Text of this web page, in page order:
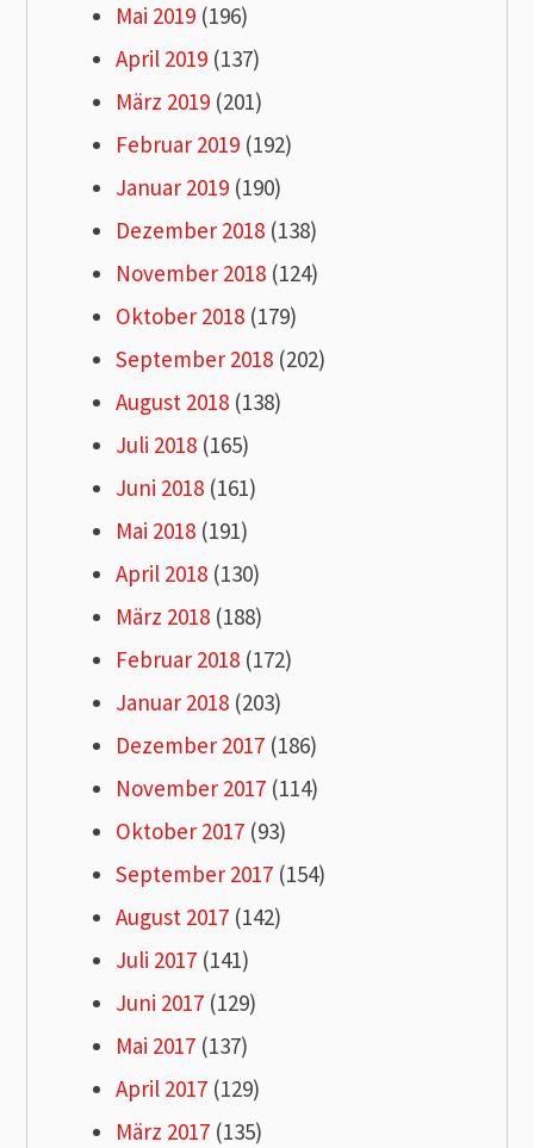
Mai 2019 (196)
April 2019 (137)
März 2019 (201)
Februar 2019 (192)
Januar 2019 (190)
Dezember 2018 (138)
November 2018 (124)
Oktober 2018 (179)
September 2018 (202)
August 2018 (138)
Juli 2018 (165)
Juni 2018 (161)
Mai 2018 (191)
April 2018 (130)
März 2018 (188)
Februar 2018 (172)
Januar 2018 (203)
Dezember 2017 (186)
November 2017 (114)
Oktober 2017 (93)
September 2017 (154)
August 2017 (142)
Juli 2017 (141)
Juni 2017 (129)
Mai 2017 (137)
April 2017 (129)
März 2017 (135)